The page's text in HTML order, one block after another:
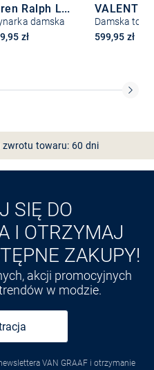
Lauren Ralph Lauren
damska
zł
599,95 zł
zwrotu towaru: 60 dni
VANGRAAF
SIĘ DO
I OTRZYMAJ
ZAKUPY!
akcji promocyjnych
w modzie.
VAN GRAAF i otrzymanie